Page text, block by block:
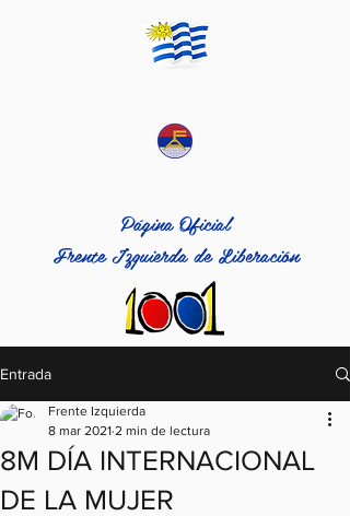
Página Oficial
Frente Izquierda de Liberación
Entrada
8M DÍA INTERNACIONAL
DE LA MUJER
Frente Izquierda
8 mar 2021 2 min de lectura